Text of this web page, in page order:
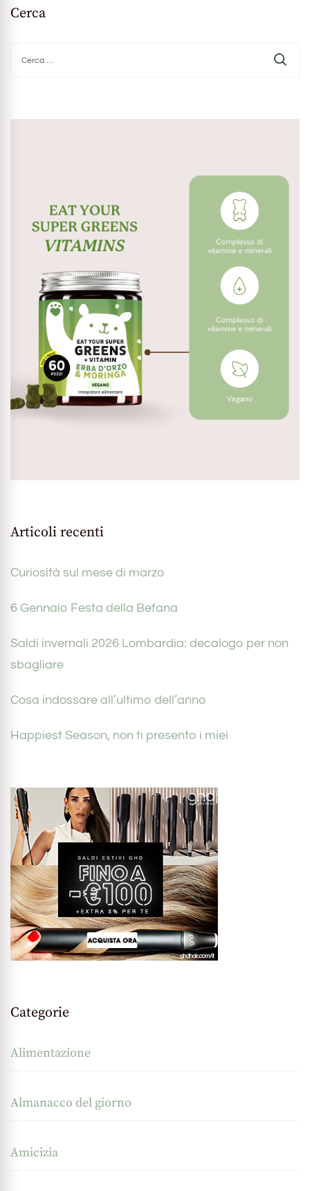
Cerca
per:
Articoli recenti
Curiosità sul mese di marzo
6 Gennaio Festa della Befana
Saldi invernali 2026 Lombardia: decalogo per non
sbagliare
Cosa indossare all’ultimo dell’anno
Happiest Season, non ti presento i miei
Categorie
Alimentazione
Almanacco del giorno
Amicizia